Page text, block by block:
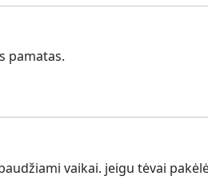
pamatas.
vaikai. jeigu tėvai